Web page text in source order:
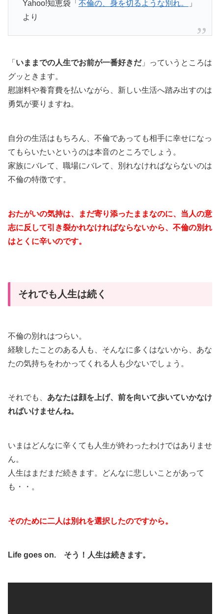
Yahoo!知恵袋「 不倫の、身を切るような別れ。
」
より
「 いままでの人生でお前が一番好きだ」っていうところは
グッときます。
慰謝料や養育費を払いながら、新しい生活へ踏み出すのは
勇気が要りますね。
自分の生活はもちろん、不倫であっても相手に幸せになっ
てもらいたいというのは本音のところでしょう。
家族にバレて、職場にバレて、別れなければならないのは
不倫の特徴です。
おたがいの気持は、まだ寄り添ったままなのに、当人の意
志に反して引き裂かれなければならないから、不倫の別れ
はとくに辛いのです。
それでも人生は続く
不倫の別れはつらい。
経験したことのある人も、そんなに多くはないから、あな
たの気持ちをわかってくれる人も少ないでしょう。
それでも、 あなたは顔を上げ、前を向いて歩いていかなけ
ればいけませんね。
いまはどんなに辛くても人生が終わったわけではありませ
ん。
人生はまだまだ続きます。どんなに悲しいことがあって
も・・。
そのために二人は別れを選択したのですから。
Life goes on. そう！人生は続きます。